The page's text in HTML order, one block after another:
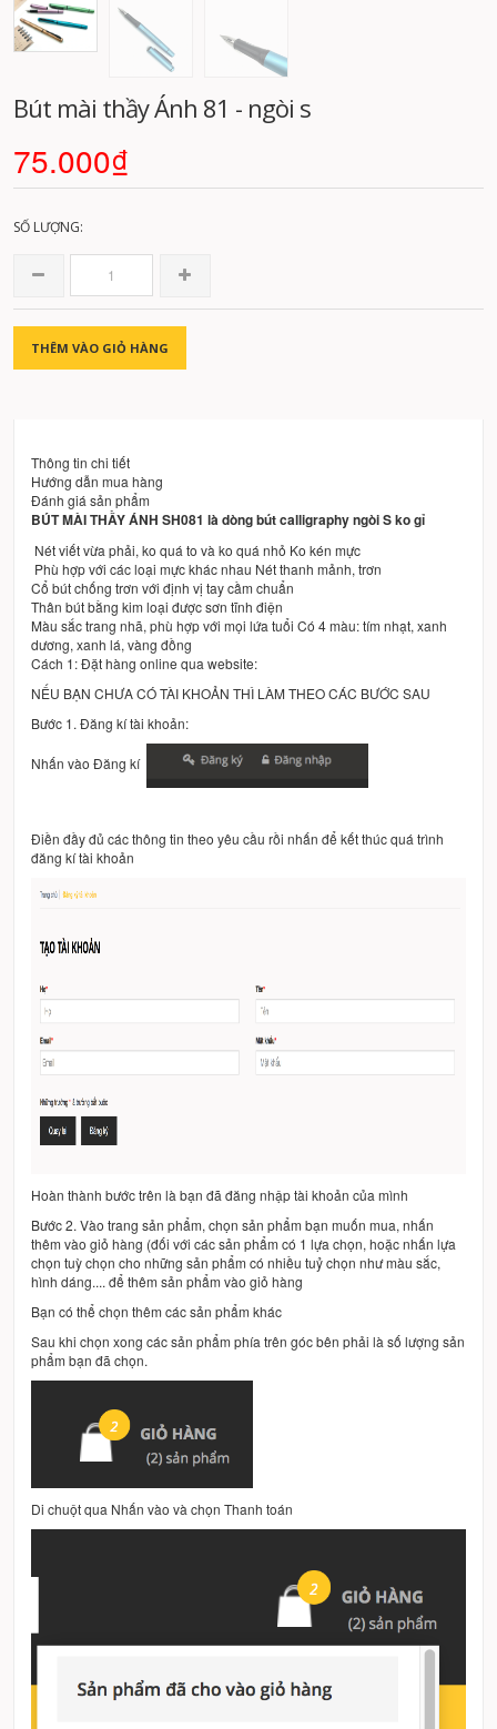
Bút mài thầy Ánh 81 - ngòi s
75.000₫
SỐ LƯỢNG:
THÊM VÀO GIỎ HÀNG
Thông tin chi tiết
Hướng dẫn mua hàng
Đánh giá sản phẩm
BÚT MÀI THẦY ÁNH SH081 là dòng bút calligraphy ngòi S ko gỉ
Nét viết vừa phải, ko quá to và ko quá nhỏ Ko kén mực
Phù hợp với các loại mực khác nhau Nét thanh mảnh, trơn
Cổ bút chống trơn với định vị tay cầm chuẩn
Thân bút bằng kim loại được sơn tĩnh điện
Màu sắc trang nhã, phù hợp với mọi lứa tuổi Có 4 màu: tím nhạt, xanh
dương, xanh lá, vàng đồng
Cách 1: Đặt hàng online qua website:
NẾU BẠN CHƯA CÓ TÀI KHOẢN THÌ LÀM THEO CÁC BƯỚC SAU
Bước 1. Đăng kí tài khoản:
Nhấn vào Đăng kí
Điền đầy đủ các thông tin theo yêu cầu rồi nhấn để kết thúc quá trình
đăng kí tài khoản
Hoàn thành bước trên là bạn đã đăng nhập tài khoản của mình
Bước 2. Vào trang sản phẩm, chọn sản phẩm bạn muốn mua, nhấn
thêm vào giỏ hàng (đối với các sản phẩm có 1 lựa chọn, hoặc nhấn lựa
chọn tuỳ chọn cho những sản phẩm có nhiều tuỷ chọn như màu sắc,
hình dáng.... để thêm sản phẩm vào giỏ hàng
Bạn có thể chọn thêm các sản phẩm khác
Sau khi chọn xong các sản phẩm phía trên góc bên phải là số lượng sản
phẩm bạn đã chọn.
Di chuột qua Nhấn vào và chọn Thanh toán